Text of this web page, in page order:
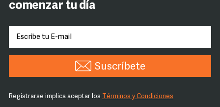
comenzar tu día
Suscríbete
Registrarse implica aceptar los Términos y Condiciones